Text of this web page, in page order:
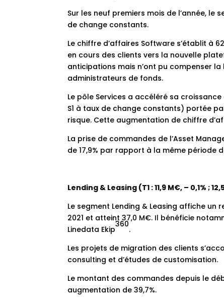
Sur les neuf premiers mois de l’année,
de change constants.
Le chiffre d’affaires Software s’établit à
en cours des clients vers la nouvelle
anticipations mais n’ont pu compenser
administrateurs de fonds.
Le pôle Services a accéléré sa croissance
S1 à taux de change constants) portée
risque. Cette augmentation de chiffre
La prise de commandes de l’Asset
de 17,9% par rapport à la même période
Lending & Leasing (T1 : 11,9 M€, – 0,1% ;
Le segment Lending & Leasing affiche un
2021 et atteint 37,0 M€. Il bénéficie
Linedata Ekip
360
.
Les projets de migration des clients
consulting et d’études de customisation.
Le montant des commandes depuis le
augmentation de 39,7%.